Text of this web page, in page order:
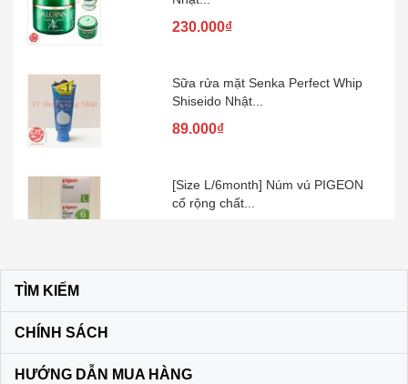
Shiseido Nhật...
cổ rộng chất...
Kem đánh răng muối SUNSTAR –
Son dưỡng môi DHC KHÔNG MÀU
TÌM KIẾM
CHÍNH SÁCH
HƯỚNG DẪN MUA HÀNG